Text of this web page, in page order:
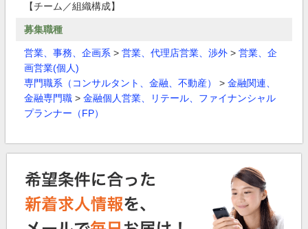
【チーム／組織構成】
募集職種
営業、事務、企画系 > 営業、代理店営業、渉外 > 営業、企
画営業(個人)
専門職系（コンサルタント、金融、不動産）
> 金融関連、
金融専門職 > 金融個人営業、リテール、ファイナンシャル
プランナー（FP）